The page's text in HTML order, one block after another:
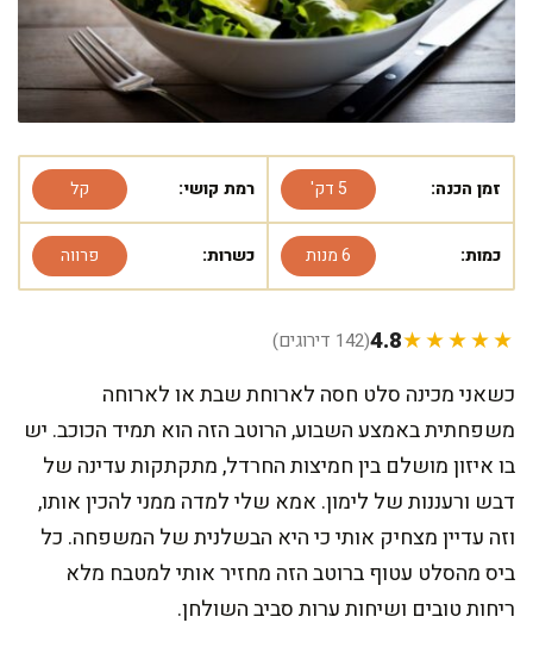
זמן הכנה: 5 דק' רמת קושי: קל
כמות: 6 מנות כשרות: פרווה
★★★★★
4.8(142 דירוגים)
כשאני מכינה סלט חסה לארוחת שבת או לארוחה
משפחתית באמצע השבוע, הרוטב הזה הוא תמיד הכוכב. יש
בו איזון מושלם בין חמיצות החרדל, מתקתקות עדינה של
דבש ורעננות של לימון. אמא שלי למדה ממני להכין אותו,
וזה עדיין מצחיק אותי כי היא הבשלנית של המשפחה. כל
ביס מהסלט עטוף ברוטב הזה מחזיר אותי למטבח מלא
ריחות טובים ושיחות ערות סביב השולחן.